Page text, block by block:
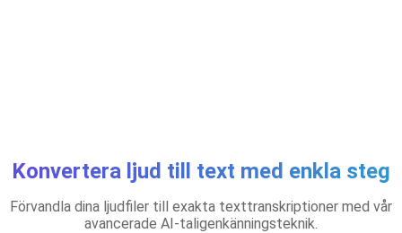
Konvertera ljud till text med enkla steg
Förvandla dina ljudfiler till exakta texttranskriptioner med vår
avancerade AI-taligenkänningsteknik.